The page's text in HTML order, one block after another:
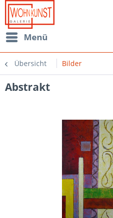
Menü
Übersicht Bilder
Abstrakt